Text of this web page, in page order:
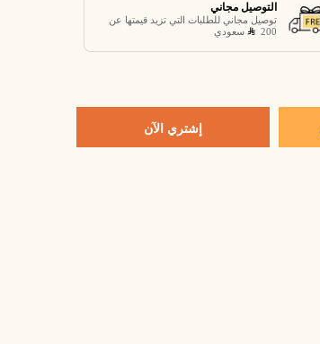
التوصيل مجاني
توصيل مجاني للطلبات التي تزيد قيمتها عن
200
سعودي
إشتري الآن